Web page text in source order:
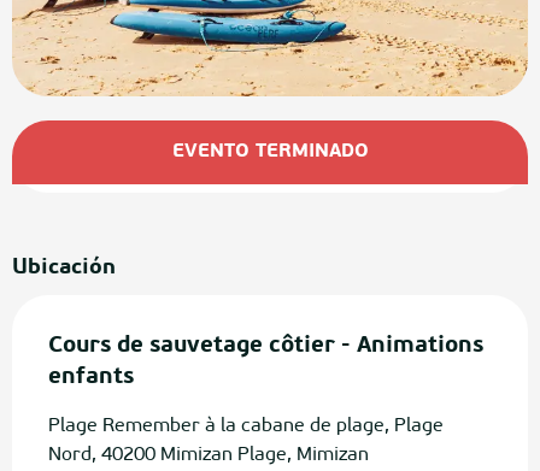
Horarios y datos de contacto
EVENTO TERMINADO
Ubicación
Cours de sauvetage côtier - Animations
enfants
Plage Remember à la cabane de plage, Plage
Nord, 40200 Mimizan Plage, Mimizan